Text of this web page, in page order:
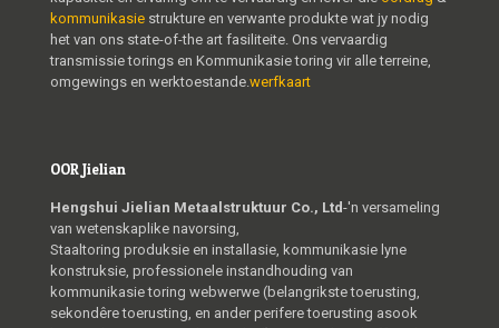
kommunikasie strukture en verwante produkte wat jy nodig
het van ons state-of-the art fasiliteite. Ons vervaardig
transmissie torings en Kommunikasie toring vir alle terreine,
omgewings en werktoestande. werfkaart
OOR Jielian
Hengshui Jielian Metaalstruktuur Co., Ltd-'n versameling
van wetenskaplike navorsing,
Staaltoring produksie en installasie, kommunikasie lyne
konstruksie, professionele instandhouding van
kommunikasie toring webwerwe (belangrikste toerusting,
sekondêre toerusting, en ander perifere toerusting asook